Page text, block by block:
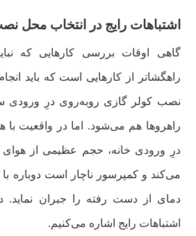
اشتباهات رایج در انتخاب محل
گاهی اوقات بررسی کارهایی که
راهگشاتر از کارهایی است که باید
نصب کولر گازی روبه‌روی درِ
راهروها هم می‌شود. اما در واقعیت با
درِ ورودی خانه، حجم عظیمی از هوای
می‌کند و کمپرسور ناچار است دوباره با
دمای از دست رفته را جبران نماید.
اشتباهات رایج اشاره می‌کنیم.